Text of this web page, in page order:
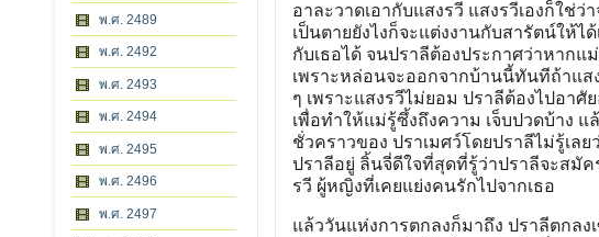
พ.ศ. 2489
พ.ศ. 2492
พ.ศ. 2493
พ.ศ. 2494
พ.ศ. 2495
พ.ศ. 2496
พ.ศ. 2497
อาละวาดเอากับแสงรวี แสงรวีเองก็ใช่
เป็นตายยังไงก็จะแต่งงานกับสารัตน์ให้ไ
กับเธอได้ จนปราลีต้องประกาศว่าหากแ
เพราะหล่อนจะออกจากบ้านนี้ทันทีถ้าแส
ๆ เพราะแสงรวีไม่ยอม ปราลีต้องไปอา
เพื่อทำให้แม่รู้ซึ้งถึงความ เจ็บปวดบ้าง
ชั่วคราวของ ปราเมศว์โดยปราลีไม่รู้เล
ปราลีอยู่ ลิ้นจี่ดีใจที่สุดที่รู้ว่าปราลีจะสมัค
รวี ผู้หญิงที่เคยแย่งคนรักไปจากเธอ
แล้ววันแห่งการตกลงก็มาถึง ปราลีตกล